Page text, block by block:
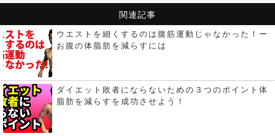
関連記事
ウエストを細くするのは腹筋運動じゃなかった！ー
お腹の体脂肪を減らすには
ダイエット敗者にならないための３つのポイント体
脂肪を減らすを成功させよう！